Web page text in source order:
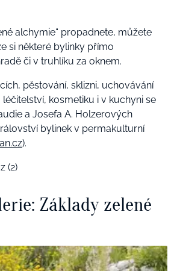
alchymie“ propadnete, můžete
si některé bylinky přímo
či v truhlíku za oknem.
pěstování, sklizni, uchovávání
kosmetiku i v kuchyni se
a Josefa A. Holzerových
bylinek v permakulturní
).
(2)
Základy zelené